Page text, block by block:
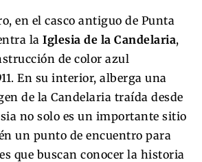
en el casco antiguo de Punta
la Iglesia de la Candelaria,
de color azul
En su interior, alberga una
de la Candelaria traída desde
no solo es un importante sitio
un punto de encuentro para
que buscan conocer la historia